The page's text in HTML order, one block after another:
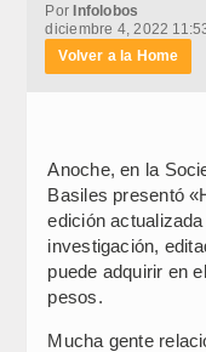
PorInfolobos
diciembre 4, 2022
Volver a la Home
Anoche, en la
Basiles presentó
edición
investigación,
puede adquirir en
pesos.
Mucha gente